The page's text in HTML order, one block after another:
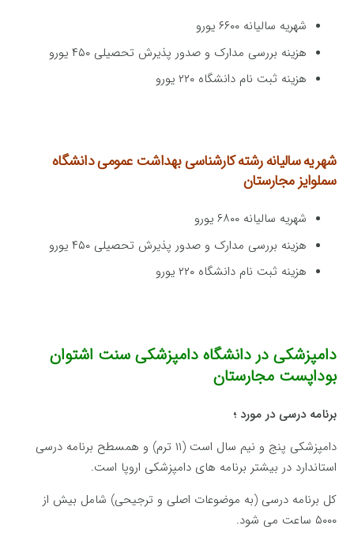
شهریه سالیانه ۶۶۰۰ یورو
هزینه بررسی مدارک و صدور پذیرش تحصیلی ۴۵۰ یورو
هزینه ثبت نام دانشگاه ۲۲۰ یورو
شهریه سالیانه رشته کارشناسی بهداشت عمومیدانشگاه
سملوایز مجارستان
شهریه سالیانه ۶۸۰۰ یورو
هزینه بررسی مدارک و صدور پذیرش تحصیلی ۴۵۰ یورو
هزینه ثبت نام دانشگاه ۲۲۰ یورو
دامپزشکی در دانشگاه دامپزشکی سنت اشتوان
بوداپست مجارستان
برنامه درسی در مورد ؛
دامپزشکی پنج و نیم سال است (۱۱ ترم) و همسطح برنامه درسی
استاندارد در بیشتر برنامه های دامپزشکی اروپا است.
کل برنامه درسی (به موضوعات اصلی و ترجیحی) شامل بیش از
۵۰۰۰ ساعت می شود.